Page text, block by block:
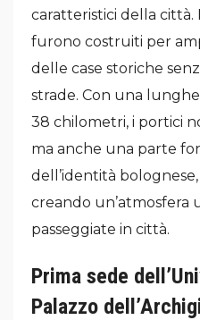
caratteristici della città.
furono costruiti per
delle case storiche
strade. Con una
38 chilometri, i portici
ma anche una parte
dell’identità
creando un’atmosfera
passeggiate in città.
Prima sede
Palazzo